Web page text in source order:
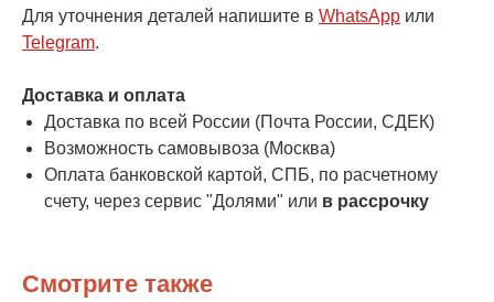
Для уточнения деталей напишите в WhatsApp или
Telegram.
Доставка и оплата
Доставка по всей России (Почта России, СДЕК)
Возможность самовывоза (Москва)
Оплата банковской картой, СПБ, по расчетному
счету, через сервис "Долями" или в рассрочку
Смотрите также